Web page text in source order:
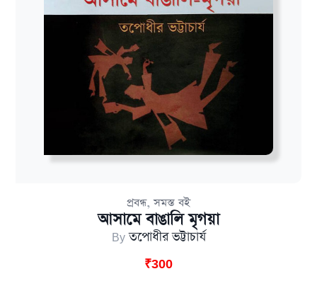
প্রবন্ধ,সমস্ত বই
আসামে বাঙালি মৃগয়া
Byতপোধীর ভট্টাচার্য
₹300